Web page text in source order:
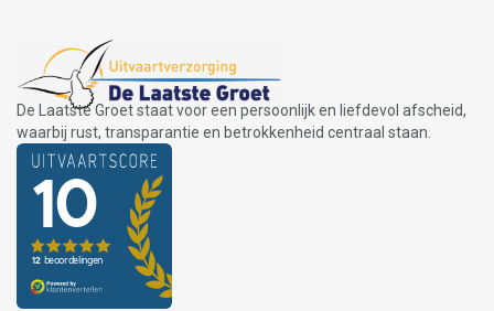
De Laatste Groet staat voor een persoonlijk en liefdevol afscheid,
waarbij rust, transparantie en betrokkenheid centraal staan.